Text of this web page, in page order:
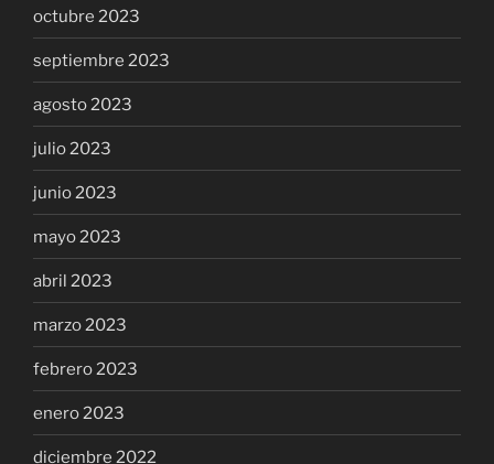
octubre 2023
septiembre 2023
agosto 2023
julio 2023
junio 2023
mayo 2023
abril 2023
marzo 2023
febrero 2023
enero 2023
diciembre 2022